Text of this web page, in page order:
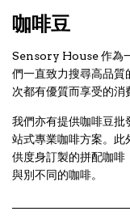
咖啡豆
Sensory House 作為
們一直致力搜尋高品質
次都有優質而享受的消
我們亦有提供咖啡豆批
站式專業咖啡方案。此
供度身訂製的拼配咖啡
與別不同的咖啡。